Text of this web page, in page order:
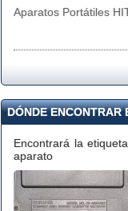
Aparatos Portátiles
DÓNDE ENCONTRAR
Encontrará la
aparato